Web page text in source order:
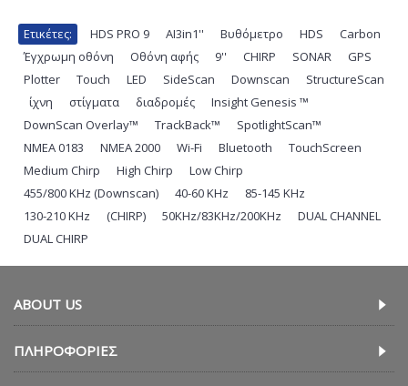
Ετικέτες: HDS PRO 9 AI3in1'' Βυθόμετρο HDS Carbon
Έγχρωμη οθόνη
Οθόνη αφής 9'' CHIRP SONAR GPS
Plotter
Touch LED SideScan Downscan
StructureScan
ίχνη στίγματα διαδρομές Insight Genesis ™
DownScan Overlay™
TrackBack™ SpotlightScan™
NMEA 0183
NMEA 2000 Wi-Fi Bluetooth TouchScreen
Medium Chirp
High Chirp Low Chirp
455/800 KHz (Downscan)
40-60 KHz 85-145 KHz
130-210 KHz
(CHIRP) 50KHz/83KHz/200KHz DUAL CHANNEL
DUAL CHIRP
ABOUT US
ΠΛΗΡΟΦΟΡΊΕΣ